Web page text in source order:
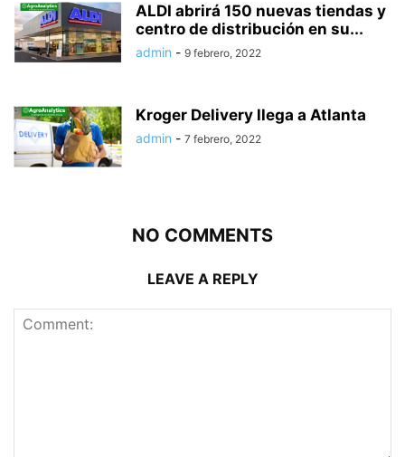
ALDI abrirá 150 nuevas tiendas y
centro de distribución en su...
admin - 9 febrero, 2022
Kroger Delivery llega a Atlanta
admin - 7 febrero, 2022
NO COMMENTS
LEAVE A REPLY